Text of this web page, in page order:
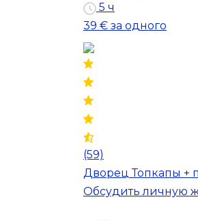
5 ч
39 € за одного
(59)
Дворец Топкапы +
Обсудить личную